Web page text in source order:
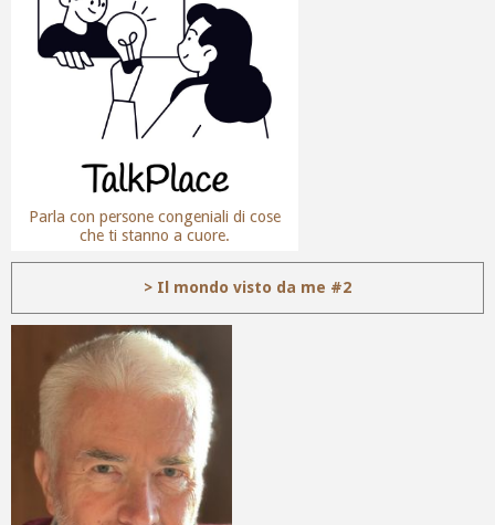
Parla con persone congeniali di cose
che ti stanno a cuore.
> Il mondo visto da me #2